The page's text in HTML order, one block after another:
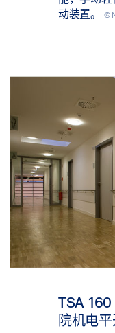
动装置。
©
TSA
院机电